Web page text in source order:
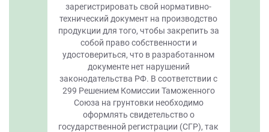
зарегистрировать свой нормативно-
технический документ на производство
продукции для того, чтобы закрепить за
собой право собственности и
удостовериться, что в разработанном
документе нет нарушений
законодательства РФ. В соответствии с
299 Решением Комиссии Таможенного
Союза на грунтовки необходимо
оформлять свидетельство о
государственной регистрации (СГР), так